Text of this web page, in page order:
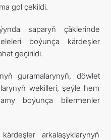
gol çekildi.
saparyň çäklerinde
boýunça kärdeşler
geçirildi.
guramalarynyň, döwlet
wekilleri, şeýle hem
boýunça bilermenler
arkalaşyklarynyň